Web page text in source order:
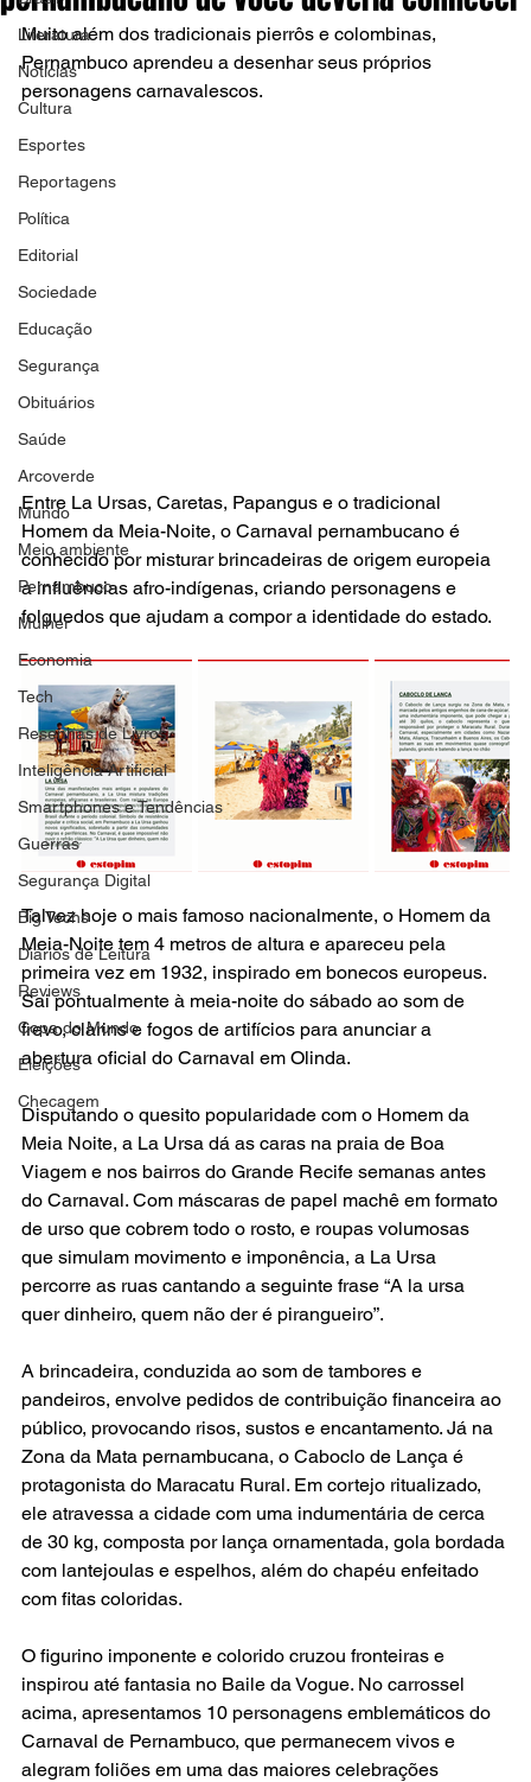
Literatura
Notícias
Cultura
Esportes
Reportagens
Política
Editorial
Sociedade
Educação
Segurança
Obituários
Saúde
Arcoverde
Mundo
Meio ambiente
Pernambuco
Mulher
Economia
Tech
Resenhas de Livros
Inteligência Artificial
Smartphones e Tendências
Guerras
Segurança Digital
Big Techs
Diários de Leitura
Reviews
Copa do Mundo
Eleições
Checagem
Muito além dos tradicionais pierrôs e colombinas,
Pernambuco aprendeu a desenhar seus próprios
personagens carnavalescos.
Entre La Ursas, Caretas, Papangus e o tradicional
Homem da Meia-Noite, o Carnaval pernambucano é
conhecido por misturar brincadeiras de origem europeia
a influências afro-indígenas, criando personagens e
folguedos que ajudam a compor a identidade do estado.
Talvez hoje o mais famoso nacionalmente, o Homem da
Meia-Noite tem 4 metros de altura e apareceu pela
primeira vez em 1932, inspirado em bonecos europeus.
Sai pontualmente à meia-noite do sábado ao som de
frevo, clarins e fogos de artifícios para anunciar a
abertura oficial do Carnaval em Olinda.
Disputando o quesito popularidade com o Homem da
Meia Noite, a La Ursa dá as caras na praia de Boa
Viagem e nos bairros do Grande Recife semanas antes
do Carnaval. Com máscaras de papel machê em formato
de urso que cobrem todo o rosto, e roupas volumosas
que simulam movimento e imponência, a La Ursa
percorre as ruas cantando a seguinte frase “A la ursa
quer dinheiro, quem não der é pirangueiro”.
A brincadeira, conduzida ao som de tambores e
pandeiros, envolve pedidos de contribuição financeira ao
público, provocando risos, sustos e encantamento. Já na
Zona da Mata pernambucana, o Caboclo de Lança é
protagonista do Maracatu Rural. Em cortejo ritualizado,
ele atravessa a cidade com uma indumentária de cerca
de 30 kg, composta por lança ornamentada, gola bordada
com lantejoulas e espelhos, além do chapéu enfeitado
com fitas coloridas.
O figurino imponente e colorido cruzou fronteiras e
inspirou até fantasia no Baile da Vogue. No carrossel
acima, apresentamos 10 personagens emblemáticos do
Carnaval de Pernambuco, que permanecem vivos e
alegram foliões em uma das maiores celebrações